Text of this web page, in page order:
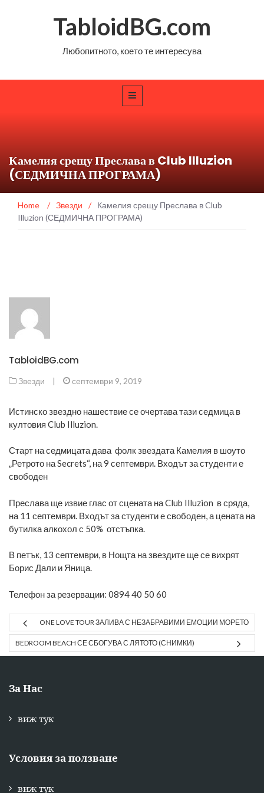
TabloidBG.com
Любопитното, което те интересува
Камелия срещу Преслава в Club Illuzion
(СЕДМИЧНА ПРОГРАМА)
Home / Звезди /
Камелия срещу Преслава в Club
Illuzion (СЕДМИЧНА ПРОГРАМА)
TabloidBG.com
Звезди | септември 9, 2019
Истинско звездно нашествие се очертава тази седмица в
култовия Club Illuzion.
Старт на седмицата дава фолк звездата Камелия в шоуто
„Ретрото на Secrets“, на 9 септември. Входът за студенти е
свободен
Преслава ще извие глас от сцената на Club Illuzion в сряда,
на 11 септември. Входът за студенти е свободен, а цената на
бутилка алкохол с 50% отстъпка.
В петък, 13 септември, в Нощта на звездите ще се вихрят
Борис Дали и Яница.
Телефон за резервации: 0894 40 50 60
ONE LOVE TOUR ЗАЛИВА С НЕЗАБРАВИМИ ЕМОЦИИ МОРЕТО
BEDROOM BEACH СЕ СБОГУВА С ЛЯТОТО (СНИМКИ)
За Нас
виж тук
Условия за ползване
виж тук